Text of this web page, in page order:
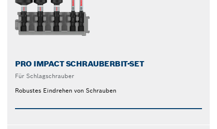
PRO IMPACT SCHRAUBERBIT-SET
Für Schlagschrauber
Robustes Eindrehen von Schrauben